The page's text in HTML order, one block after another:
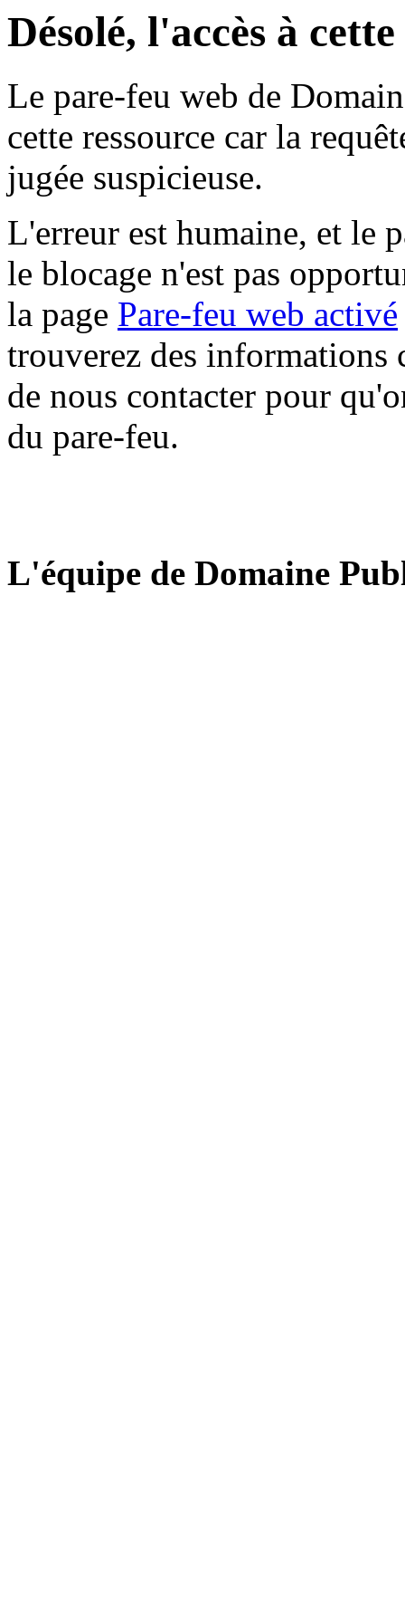
Désolé, l'accès à
Le pare-feu web de
cette ressource car la
jugée suspicieuse.
L'erreur est humaine, et le
le blocage n'est pas
la page Pare-feu web activé
trouverez des informations
de nous contacter pour
du pare-feu.
L'équipe de Domaine